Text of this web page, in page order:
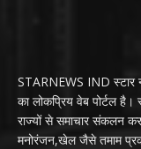
STARNEWS IND स्टार
का लोकप्रिय वेब पोर्टल
राज्यों से समाचार संकलन
मनोरंजन,खेल जैसे तमाम